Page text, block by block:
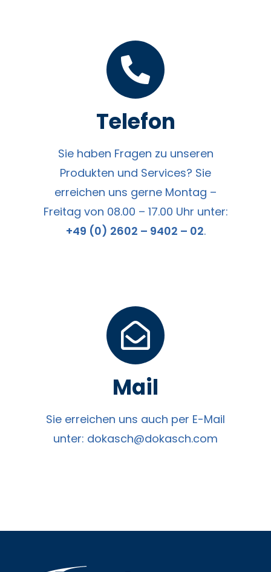
Telefon
Sie haben Fragen zu unseren
Produkten und Services? Sie
erreichen uns gerne Montag –
Freitag von 08.00 – 17.00 Uhr unter:
+49 (0) 2602 – 9402 – 02.
Mail
Sie erreichen uns auch per E-Mail
unter: dokasch@dokasch.com